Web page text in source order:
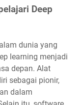
Deep
dunia yang
learning menjadi
depan. Alat
sebagai pionir,
dalam